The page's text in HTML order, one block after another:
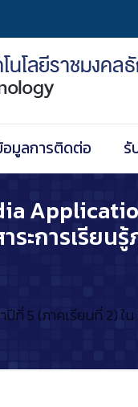
มูลการติดต่อ รั
ะการเรียนรู้
(ภาคเรียนที่ 2) ใน